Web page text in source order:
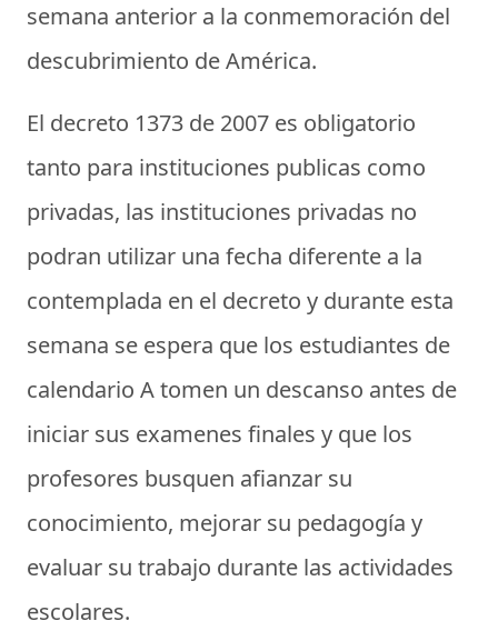
semana anterior a la conmemoración del
descubrimiento de América.
El decreto 1373 de 2007 es obligatorio
tanto para instituciones publicas como
privadas, las instituciones privadas no
podran utilizar una fecha diferente a la
contemplada en el decreto y durante esta
semana se espera que los estudiantes de
calendario A tomen un descanso antes de
iniciar sus examenes finales y que los
profesores busquen afianzar su
conocimiento, mejorar su pedagogía y
evaluar su trabajo durante las actividades
escolares.